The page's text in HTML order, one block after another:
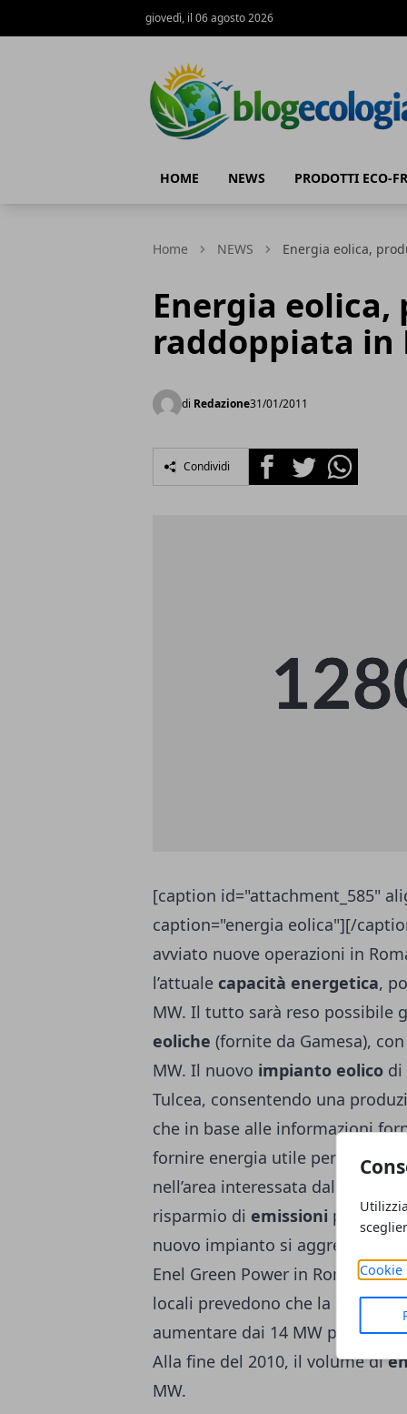
Cookie
giovedì, il 06 agosto 2026
HOME NEWS PRODOTTI ECO-
Home NEWS Energia eolica,
Energia eolica,
raddoppiata in
di Redazione31/01/2011
Condividi FacebookTwitterWhatsapp
[caption id="attachment_585"
caption="energia eolica"][/
avviato nuove operazioni in
l’attuale capacità energetica,
MW. Il tutto sarà reso possibile
eoliche (fornite da Gamesa),
MW. Il nuovo impianto eolico di
Tulcea, consentendo una
che in base alle informazioni
fornire energia utile per
nell’area interessata
risparmio di emissioni per circa
nuovo impianto si aggregherà al
Enel Green Power in Romania
locali prevedono che la
aumentare dai 14 MW
Alla fine del 2010, il volume di
MW.